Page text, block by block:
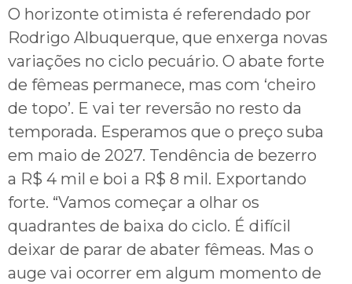
O horizonte otimista é referendado por
Rodrigo Albuquerque, que enxerga novas
variações no ciclo pecuário. O abate forte
de fêmeas permanece, mas com ‘cheiro
de topo’. E vai ter reversão no resto da
temporada. Esperamos que o preço suba
em maio de 2027. Tendência de bezerro
a R$ 4 mil e boi a R$ 8 mil. Exportando
forte. “Vamos começar a olhar os
quadrantes de baixa do ciclo. É difícil
deixar de parar de abater fêmeas. Mas o
auge vai ocorrer em algum momento de